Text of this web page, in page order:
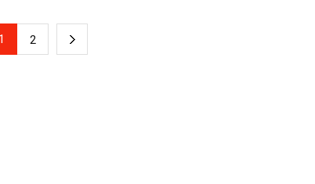
点上，金东元社长更接近于创业者。他并不是在运营一家保险
不是一家保险公司，而是一个结合AI、数据、区块链和全球网络
立如此全球网络的公司几乎只有未来资产。 尤其是ETF业务的
亿韩元，跃升至全球第11大资产管理公司。美国Global X和国内
域销售网络，扩大客户基础。结果迅速显现。2024年，韩亚证
功实现盈利转变。这被评估为不仅仅是简单的基数效应，而是业
1兆32亿韩元，而汉华投资证券则在20日将其持股比例扩大至
关制度倾向于将发行与流通
1 2 下